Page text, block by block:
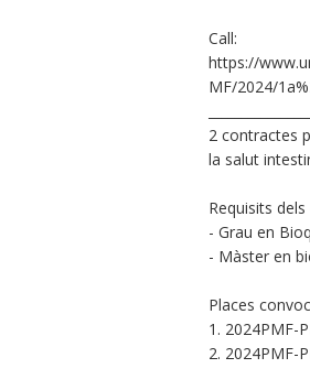
Call:
https://
MF/2024/
2 contractes
la salut
Requisits
- Grau en
- Màster en
Places
1. 2024PMF-
2. 2024PMF-